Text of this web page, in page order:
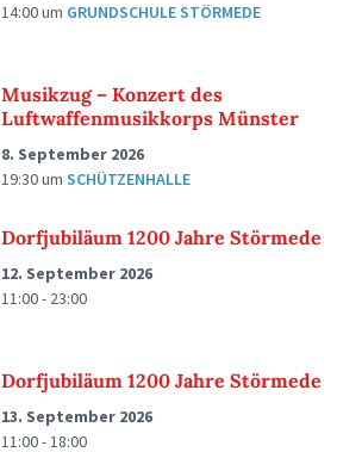
14:00um GRUNDSCHULE STÖRMEDE
Musikzug – Konzert des
Luftwaffenmusikkorps Münster
8. September 2026
19:30um SCHÜTZENHALLE
Dorfjubiläum 1200 Jahre Störmede
12. September 2026
11:00 - 23:00
Dorfjubiläum 1200 Jahre Störmede
13. September 2026
11:00 - 18:00